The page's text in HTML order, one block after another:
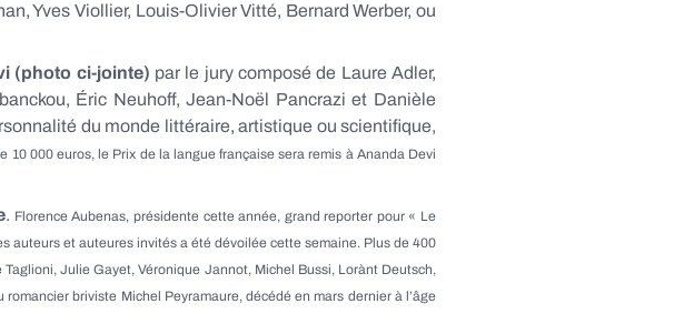
Yves Viollier, Louis-Olivier Vitté, Bernard Werber, ou
(photo ci-jointe) par le jury composé de Laure Adler,
Éric Neuhoff, Jean-Noël Pancrazi et Danièle
du monde littéraire, artistique ou scientifique,
10 000 euros, le Prix de la langue française sera remis à Ananda Devi
. Florence Aubenas, présidente cette année, grand reporter pour « Le
auteurs et auteures invités a été dévoilée cette semaine. Plus de 400
Julie Gayet, Véronique Jannot, Michel Bussi, Lorànt Deutsch,
briviste Michel Peyramaure, décédé en mars dernier à l’âge